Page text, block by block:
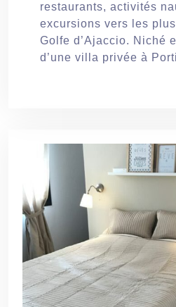
restaurants, activités
excursions vers les
Golfe d’Ajaccio. Niché
d’une villa privée à